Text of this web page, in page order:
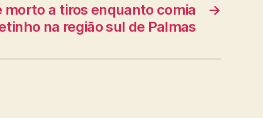
→
morto a tiros enquanto comia
na região sul de Palmas